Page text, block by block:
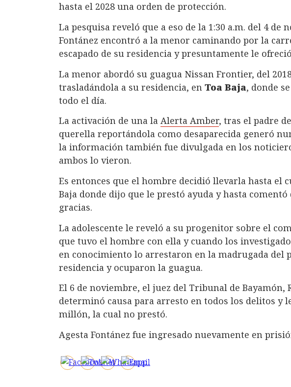
hasta el 2028 una orden de protección.
La pesquisa reveló que a eso de la 1:30 a.m. del 4 de
Fontánez encontró a la menor caminando por la
escapado de su residencia y presuntamente le
La menor abordó su guagua Nissan Frontier, del
trasladándola a su residencia, en Toa Baja, donde
todo el día.
La activación de una la Alerta Amber, tras el padre
querella reportándola como desaparecida generó
la información también fue divulgada en los
ambos lo vieron.
Es entonces que el hombre decidió llevarla hasta el
Baja donde dijo que le prestó ayuda y hasta
gracias.
La adolescente le reveló a su progenitor sobre el
que tuvo el hombre con ella y cuando los
en conocimiento lo arrestaron en la madrugada del
residencia y ocuparon la guagua.
El 6 de noviembre, el juez del Tribunal de Bayamón,
determinó causa para arresto en todos los delitos y
millón, la cual no prestó.
Agesta Fontánez fue ingresado nuevamente en